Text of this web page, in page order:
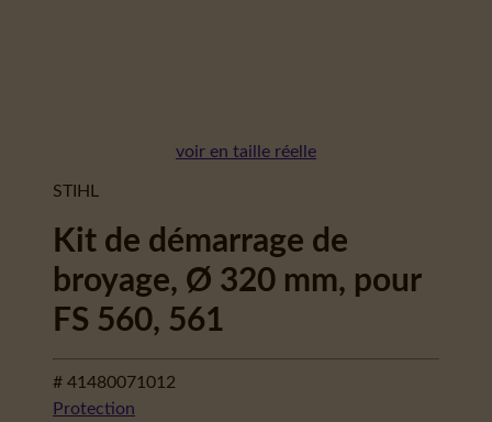
voir en taille réelle
STIHL
Kit de démarrage de
broyage, Ø 320 mm, pour
FS 560, 561
# 41480071012
Protection